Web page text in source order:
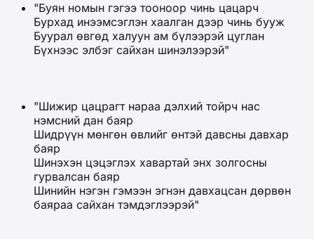
"Буян номын гэгээ тооноор чинь цацарч
Бурхад инээмсэглэн хаалган дээр чинь бууж
Буурал өвгөд халуун ам бүлээрэй цуглан
Бүхнээс элбэг сайхан шинэлээрэй"
"Шижир цацрагт нараа дэлхий тойрч нас
нэмсний дан баяр
Шидрүүн мөнгөн өвлийг өнтэй давсны давхар
баяр
Шинэхэн цэцэглэх хавартай энх золгосны
гурвалсан баяр
Шинийн нэгэн гэмээн эгнэн давхацсан дөрвөн
баяраа сайхан тэмдэглээрэй"